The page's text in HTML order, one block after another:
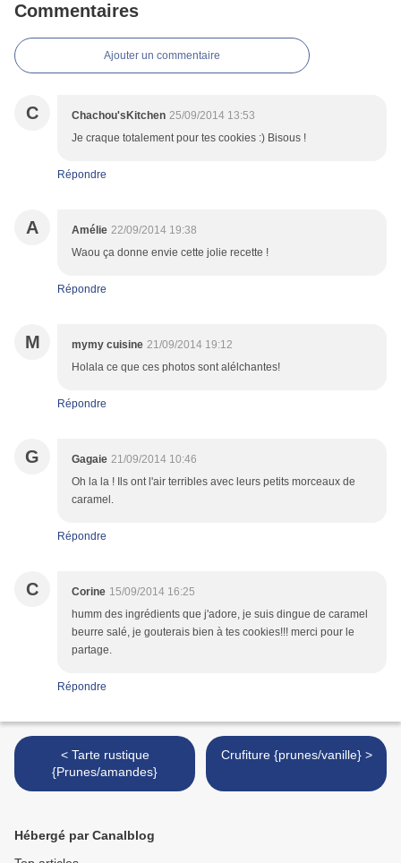
Commentaires
Ajouter un commentaire
C Chachou'sKitchen 25/09/2014 13:53
Je craque totalement pour tes cookies :) Bisous !
Répondre
A Amélie 22/09/2014 19:38
Waou ça donne envie cette jolie recette !
Répondre
M mymy cuisine 21/09/2014 19:12
Holala ce que ces photos sont alélchantes!
Répondre
G Gagaie 21/09/2014 10:46
Oh la la ! Ils ont l'air terribles avec leurs petits morceaux de
caramel.
Répondre
C Corine 15/09/2014 16:25
humm des ingrédients que j'adore, je suis dingue de caramel
beurre salé, je gouterais bien à tes cookies!!! merci pour le
partage.
Répondre
< Tarte rustique
{Prunes/amandes}
Crufiture {prunes/vanille} >
Hébergé par Canalblog